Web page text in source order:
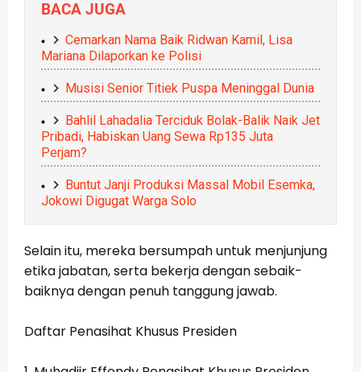
BACA JUGA
Cemarkan Nama Baik Ridwan Kamil, Lisa
Mariana Dilaporkan ke Polisi
Musisi Senior Titiek Puspa Meninggal Dunia
Bahlil Lahadalia Terciduk Bolak-Balik Naik Jet
Pribadi, Habiskan Uang Sewa Rp135 Juta
Perjam?
Buntut Janji Produksi Massal Mobil Esemka,
Jokowi Digugat Warga Solo
Selain itu, mereka bersumpah untuk menjunjung
etika jabatan, serta bekerja dengan sebaik-
baiknya dengan penuh tanggung jawab.
Daftar Penasihat Khusus Presiden